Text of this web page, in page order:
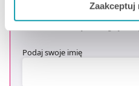
niektóre dodatkowe funkcje,
zbieranie danych o Twojej
zgodami”.
Zaakceptuj
Podaj swoje imię